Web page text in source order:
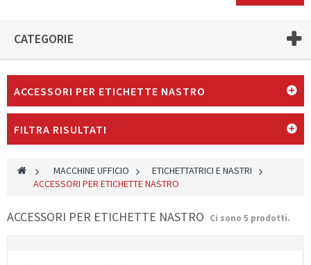
CATEGORIE
ACCESSORI PER ETICHETTE NASTRO
FILTRA RISULTATI
> MACCHINE UFFICIO >
ETICHETTATRICI E NASTRI
ACCESSORI PER ETICHETTE NASTRO
ACCESSORI PER ETICHETTE NASTRO Ci sono 5 prodotti.